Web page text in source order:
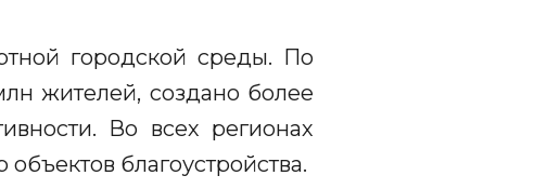
городской среды. По
жителей, создано более
Во всех регионах
благоустройства.